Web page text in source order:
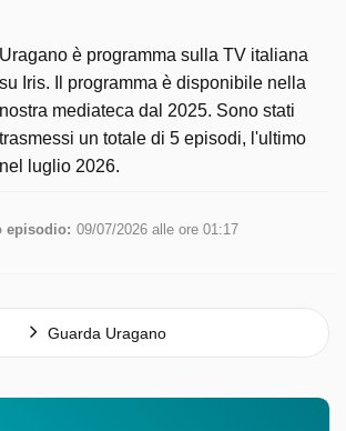
Uragano è programma sulla TV italiana
su Iris. Il programma è disponibile nella
nostra mediateca dal 2025. Sono stati
trasmessi un totale di 5 episodi, l'ultimo
nel luglio 2026.
episodio: 09/07/2026 alle ore 01:17
Guarda Uragano